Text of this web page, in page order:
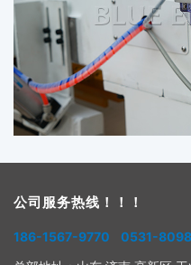
公司服务热线！！！
186-1567-9770 0531-